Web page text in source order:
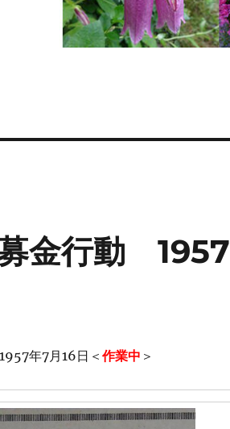
金行動 1957
年7月16日＜作業中 ＞